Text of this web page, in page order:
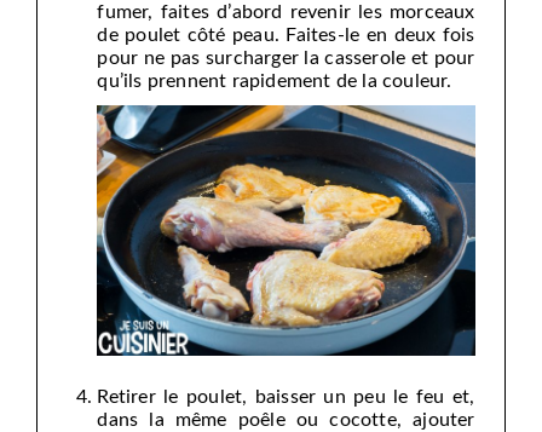
fumer, faites d’abord revenir les morceaux
de poulet côté peau. Faites-le en deux fois
pour ne pas surcharger la casserole et pour
qu’ils prennent rapidement de la couleur.
Retirer le poulet, baisser un peu le feu et,
dans la même poêle ou cocotte, ajouter